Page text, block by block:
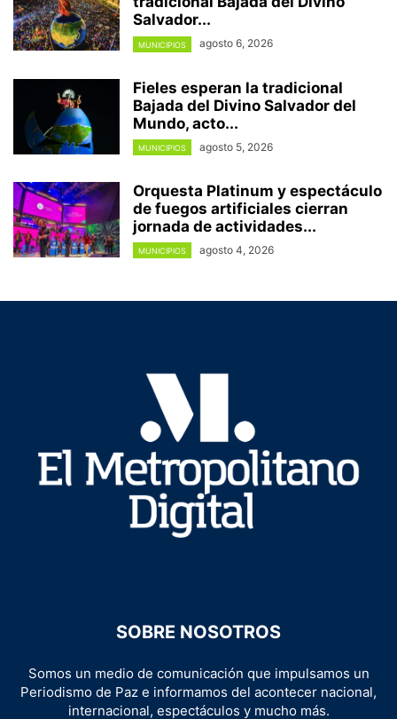
Salvador...
MUNICIPIOS agosto 6, 2026
Fieles esperan la tradicional
Bajada del Divino Salvador del
Mundo, acto...
MUNICIPIOS agosto 5, 2026
Orquesta Platinum y espectáculo
de fuegos artificiales cierran
jornada de actividades...
MUNICIPIOS agosto 4, 2026
SOBRE NOSOTROS
Somos un medio de comunicación que impulsamos un
Periodismo de Paz e informamos del acontecer nacional,
internacional, espectáculos y mucho más.